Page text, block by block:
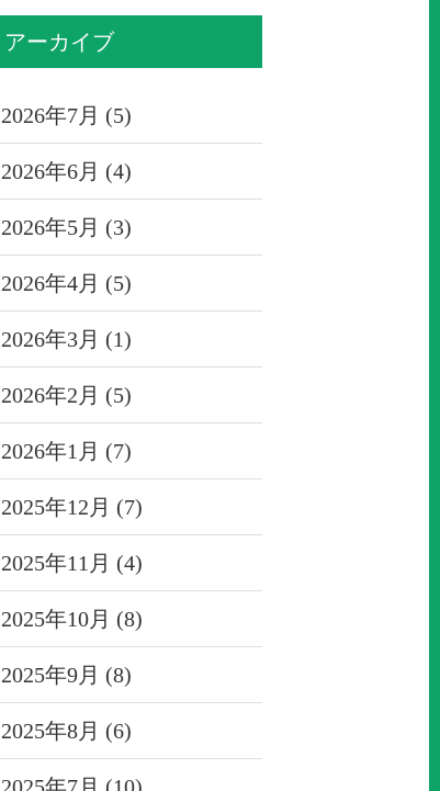
アーカイブ
2026年7月 (5)
2026年6月 (4)
2026年5月 (3)
2026年4月 (5)
2026年3月 (1)
2026年2月 (5)
2026年1月 (7)
2025年12月 (7)
2025年11月 (4)
2025年10月 (8)
2025年9月 (8)
2025年8月 (6)